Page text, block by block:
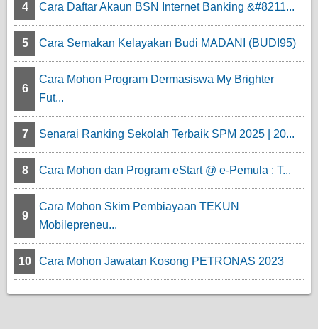
4 Cara Daftar Akaun BSN Internet Banking &#8211...
5 Cara Semakan Kelayakan Budi MADANI (BUDI95)
6
Cara Mohon Program Dermasiswa My Brighter
Fut...
7 Senarai Ranking Sekolah Terbaik SPM 2025 | 20...
8 Cara Mohon dan Program eStart @ e-Pemula : T...
9
Cara Mohon Skim Pembiayaan TEKUN
Mobilepreneu...
10 Cara Mohon Jawatan Kosong PETRONAS 2023